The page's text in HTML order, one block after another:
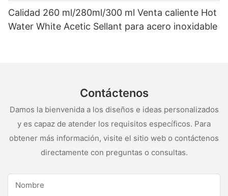
Calidad 260 ml/280ml/300 ml Venta caliente Hot
Water White Acetic Sellant para acero inoxidable
Contáctenos
Damos la bienvenida a los diseños e ideas personalizados
y es capaz de atender los requisitos específicos. Para
obtener más información, visite el sitio web o contáctenos
directamente con preguntas o consultas.
Nombre